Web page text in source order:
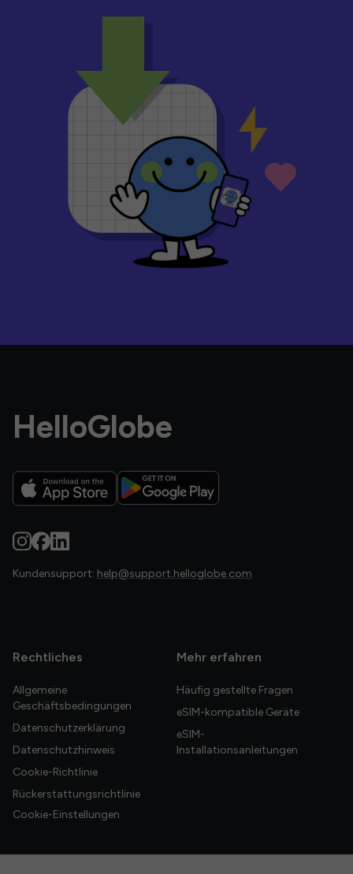
HelloGlobe
Kundensupport: help@support.helloglobe.com
Rechtliches
Allgemeine
Geschäftsbedingungen
Datenschutzerklärung
Datenschutzhinweis
Cookie-Richtlinie
Rückerstattungsrichtlinie
Cookie-Einstellungen
Mehr erfahren
Häufig gestellte Fragen
eSIM-kompatible Geräte
eSIM-
Installationsanleitungen